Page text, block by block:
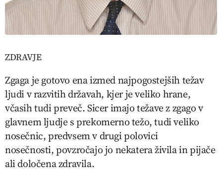
ZDRAVJE
Zgaga je gotovo ena izmed najpogostejših težav
ljudi v razvitih državah, kjer je veliko hrane,
včasih tudi preveč. Sicer imajo težave z zgago v
glavnem ljudje s prekomerno težo, tudi veliko
nosečnic, predvsem v drugi polovici
nosečnosti, povzročajo jo nekatera živila in pijače
ali določena zdravila.